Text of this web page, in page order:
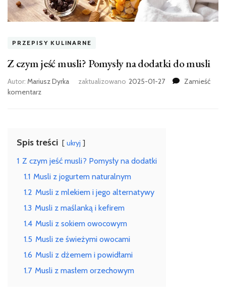
PRZEPISY KULINARNE
Z czym jeść musli? Pomysły na dodatki do musli
Autor: Mariusz Dyrka zaktualizowano 2025-01-27
Zamieść
komentarzwe
musli?
na
dodatki
musli
Spis treści ukryj
1 Z czym jeść musli? Pomysły na dodatki
1.1 Musli z jogurtem naturalnym
1.2 Musli z mlekiem i jego alternatywy
1.3 Musli z maślanką i kefirem
1.4 Musli z sokiem owocowym
1.5 Musli ze świeżymi owocami
1.6 Musli z dżemem i powidłami
1.7 Musli z masłem orzechowym